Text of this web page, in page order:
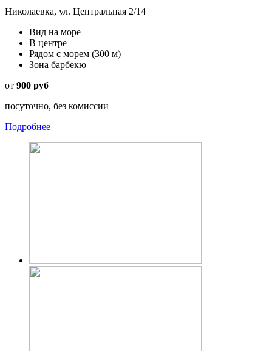
Николаевка, ул. Центральная 2/14
Вид на море
В центре
Рядом с морем (300 м)
Зона барбекю
от 900 руб
посуточно, без комиссии
Подробнее